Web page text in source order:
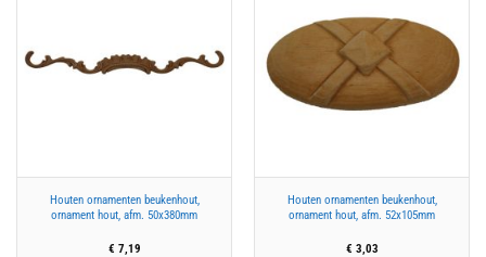
Houten ornamenten beukenhout,
ornament hout, afm. 50x380mm
€ 7,19
Houten ornamenten beukenhout,
ornament hout, afm. 52x105mm
€ 3,03